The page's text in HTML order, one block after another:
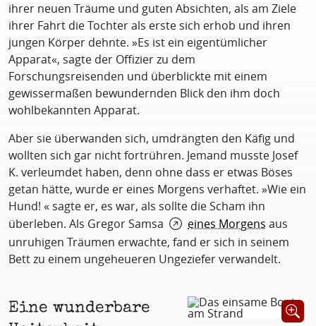
ihrer neuen Träume und guten Absichten, als am Ziele
ihrer Fahrt die Tochter als erste sich erhob und ihren
jungen Körper dehnte. »Es ist ein eigentümlicher
Apparat«, sagte der Offizier zu dem
Forschungsreisenden und überblickte mit einem
gewissermaßen bewundernden Blick den ihm doch
wohlbekannten Apparat.
Aber sie überwanden sich, umdrängten den Käfig und
wollten sich gar nicht fortrühren. Jemand musste Josef
K. verleumdet haben, denn ohne dass er etwas Böses
getan hätte, wurde er eines Morgens verhaftet. »Wie ein
Hund! « sagte er, es war, als sollte die Scham ihn
überleben. Als Gregor Samsa
eines Morgens aus
unruhigen Träumen erwachte, fand er sich in seinem
Bett zu einem ungeheueren Ungeziefer verwandelt.
Öffnet
Eine wunderbare